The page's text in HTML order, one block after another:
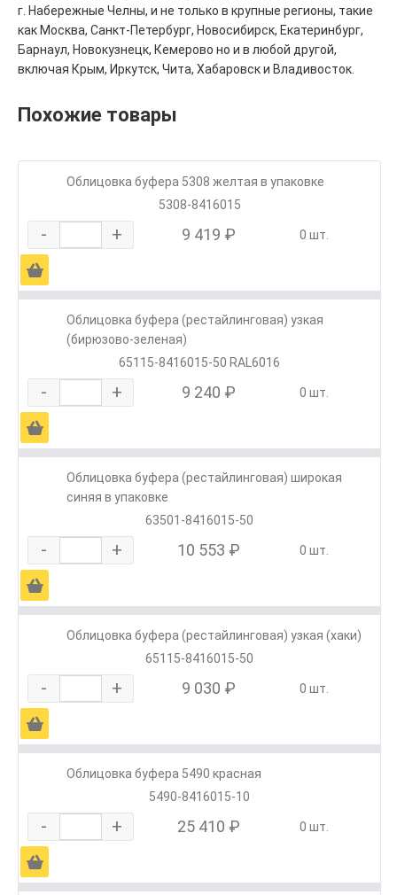
г. Набережные Челны, и не только в крупные регионы, такие
как Москва, Санкт-Петербург, Новосибирск, Екатеринбург,
Барнаул, Новокузнецк, Кемерово но и в любой другой,
включая Крым, Иркутск, Чита, Хабаровск и Владивосток.
Похожие товары
Облицовка буфера 5308 желтая в упаковке
5308-8416015
- + 9 419 ₽ 0 шт.
Ä
Облицовка буфера (рестайлинговая) узкая
(бирюзово-зеленая)
65115-8416015-50 RAL6016
- + 9 240 ₽ 0 шт.
Ä
Облицовка буфера (рестайлинговая) широкая
синяя в упаковке
63501-8416015-50
- + 10 553 ₽ 0 шт.
Ä
Облицовка буфера (рестайлинговая) узкая (хаки)
65115-8416015-50
- + 9 030 ₽ 0 шт.
Ä
Облицовка буфера 5490 красная
5490-8416015-10
- + 25 410 ₽ 0 шт.
Ä